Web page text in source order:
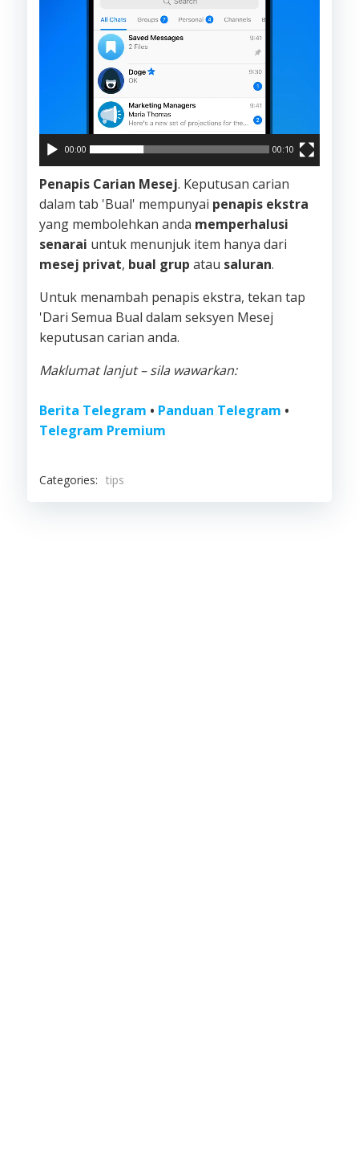
00:00 00:10
Penapis Carian Mesej. Keputusan carian
dalam tab 'Bual' mempunyai penapis ekstra
yang membolehkan anda memperhalusi
senarai untuk menunjuk item hanya dari
mesej privat, bual grup atau saluran.
Untuk menambah penapis ekstra, tekan tap
'Dari Semua Bual dalam seksyen Mesej
keputusan carian anda.
Maklumat lanjut – sila wawarkan:
Berita Telegram • Panduan Telegram •
Telegram Premium
Categories: tips